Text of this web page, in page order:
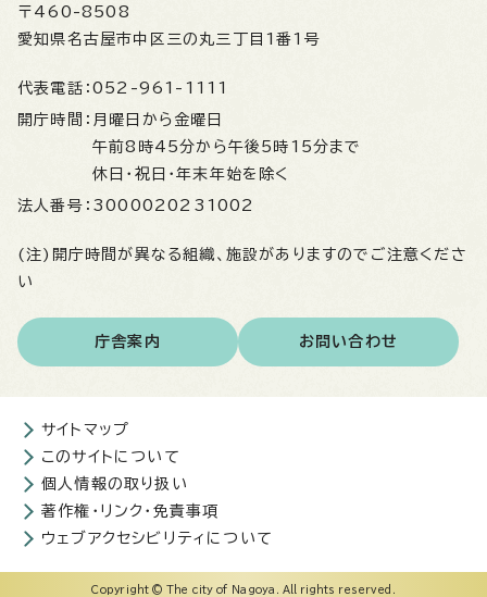
〒460-8508
愛知県名古屋市中区三の丸三丁目1番1号
代表電話： 052-961-1111
開庁時間： 月曜日から金曜日
午前8時45分から午後5時15分まで
休日・祝日・年末年始を除く
法人番号： 3000020231002
(注)開庁時間が異なる組織、施設がありますのでご注意くださ
い
庁舎案内 お問い合わせ
サイトマップ
このサイトについて
個人情報の取り扱い
著作権・リンク・免責事項
ウェブアクセシビリティについて
Copyright © The city of Nagoya. All rights reserved.